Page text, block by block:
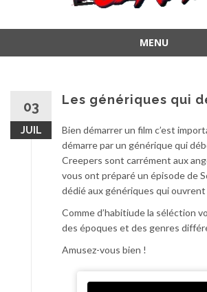
MENU
03
JUIL
Les génériques qui
Bien démarrer un film c’est
démarre par un générique qui
Creepers sont carrément aux
vous ont préparé un épisode de
dédié aux génériques qui ouvrent
Comme d’habitiude la séléction
des époques et des genres
Amusez-vous bien !